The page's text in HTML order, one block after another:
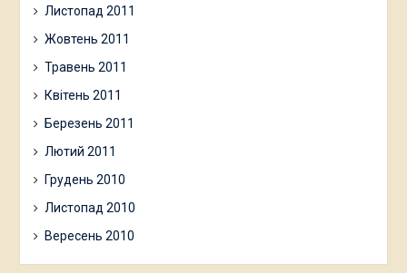
Листопад 2011
Жовтень 2011
Травень 2011
Квітень 2011
Березень 2011
Лютий 2011
Грудень 2010
Листопад 2010
Вересень 2010